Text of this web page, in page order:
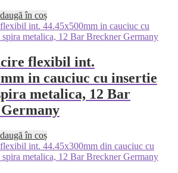
în coș
flexibil int.
in cauciuc cu insertie
metalica, 12 Bar
în coș